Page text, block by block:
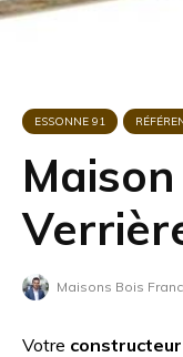
ESSONNE 91
Maisons Bois
Votre